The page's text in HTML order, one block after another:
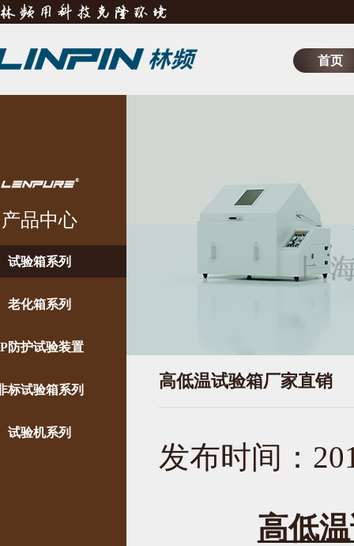
首页
产品中心
试验箱系列
老化箱系列
防护试验装置
标试验箱系列
试验机系列
高低温试验箱厂家直销
发布时间：
高低